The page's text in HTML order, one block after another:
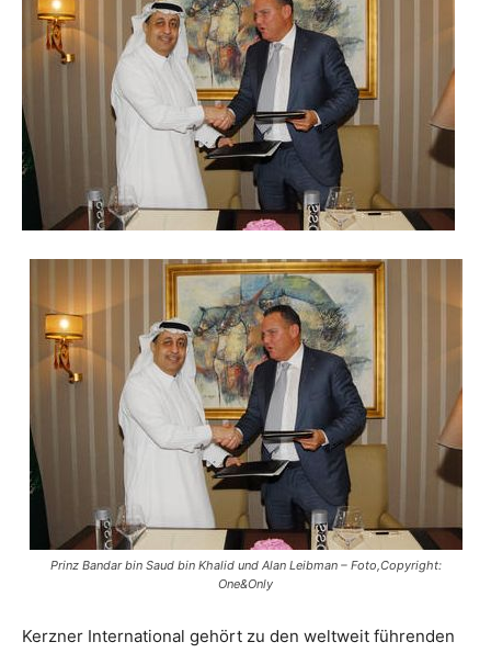
und
Reiseempfehlungen.
Prinz Bandar bin Saud bin Khalid und Alan Leibman – Foto,Copyright:
One&Only
Kerzner International gehört zu den weltweit führenden